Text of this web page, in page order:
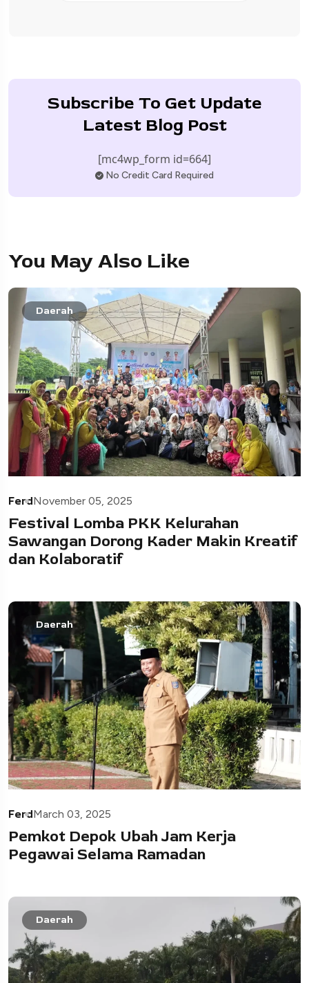
Subscribe To Get Update
Latest Blog Post
[mc4wp_form id=664]
No Credit Card Required
You May Also Like
Daerah
FerdNovember 05, 2025
Festival Lomba PKK Kelurahan
Sawangan Dorong Kader Makin Kreatif
dan Kolaboratif
Daerah
FerdMarch 03, 2025
Pemkot Depok Ubah Jam Kerja
Pegawai Selama Ramadan
Daerah